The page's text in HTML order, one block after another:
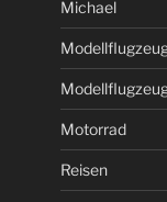
Michael
Motorrad
Reisen